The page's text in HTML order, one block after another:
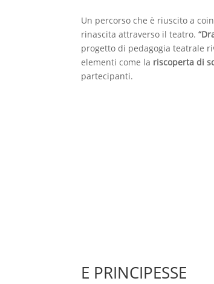
o
o
k
A
p
r
m
v
d
Un percorso che è riuscito a
rinascita attraverso il teatro.
progetto di pedagogia teatrale
elementi come la riscoperta di
partecipanti.
E PRINCIPESSE